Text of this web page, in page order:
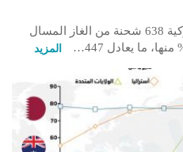
صدّرت شركة شينير إنرجي الأميركية 638 شحنة من الغاز المسال
المزيد